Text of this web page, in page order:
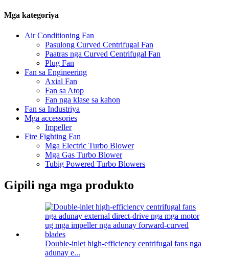
Mga kategoriya
Air Conditioning Fan
Pasulong Curved Centrifugal Fan
Paatras nga Curved Centrifugal Fan
Plug Fan
Fan sa Engineering
Axial Fan
Fan sa Atop
Fan nga klase sa kahon
Fan sa Industriya
Mga accessories
Impeller
Fire Fighting Fan
Mga Electric Turbo Blower
Mga Gas Turbo Blower
Tubig Powered Turbo Blowers
Gipili nga mga produkto
Double-inlet high-efficiency centrifugal fans nga
adunay e...